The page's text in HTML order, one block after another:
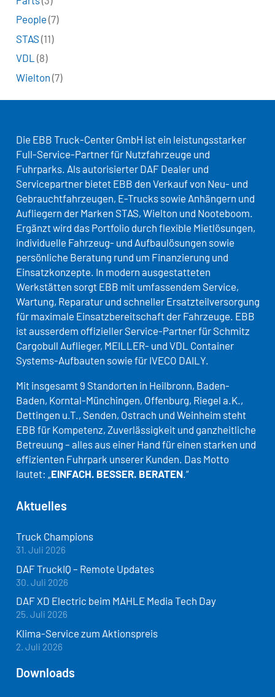
People (7)
STAS (11)
VDL (8)
Wielton (7)
Die EBB Truck-Center GmbH ist ein leistungsstarker
Full-Service-Partner für Nutzfahrzeuge und
Fuhrparks. Als autorisierter DAF Dealer und
Servicepartner bietet EBB den Verkauf von Neu- und
Gebrauchtfahrzeugen, E-Trucks sowie Anhängern und
Aufliegern der Marken STAS, Wielton und Nooteboom.
Ergänzt wird das Portfolio durch flexible Mietlösungen,
individuelle Fahrzeug- und Aufbaulösungen sowie
persönliche Beratung rund um Finanzierung und
Einsatzkonzepte. In modern ausgestatteten
Werkstätten sorgt EBB mit umfassendem Service,
Wartung, Reparatur und schneller Ersatzteilversorgung
für maximale Einsatzbereitschaft der Fahrzeuge. EBB
ist ausserdem offizieller Service-Partner für Schmitz
Cargobull Auflieger, MEILLER- und VDL Container
Systems-Aufbauten sowie für IVECO DAILY.
Mit insgesamt 9 Standorten in Heilbronn, Baden-
Baden, Korntal-Münchingen, Offenburg, Riegel a.K.,
Dettingen u.T., Senden, Ostrach und Weinheim steht
EBB für Kompetenz, Zuverlässigkeit und ganzheitliche
Betreuung – alles aus einer Hand für einen starken und
effizienten Fuhrpark unserer Kunden. Das Motto
lautet: „EINFACH. BESSER. BERATEN.“
Aktuelles
Truck Champions
31. Juli 2026
DAF TruckIQ – Remote Updates
30. Juli 2026
DAF XD Electric beim MAHLE Media Tech Day
25. Juli 2026
Klima-Service zum Aktionspreis
2. Juli 2026
Downloads